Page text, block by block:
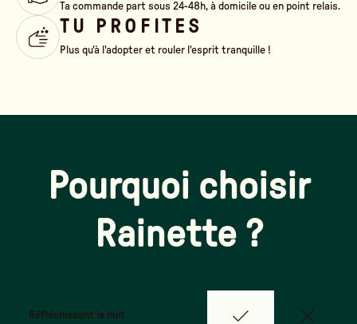
Ta commande part sous 24-48h, à domicile ou en point relais.
TU PROFITES
Plus qu'à l'adopter et rouler l'esprit tranquille !
Pourquoi choisir
Rainette ?
Réfléchissant la nuit